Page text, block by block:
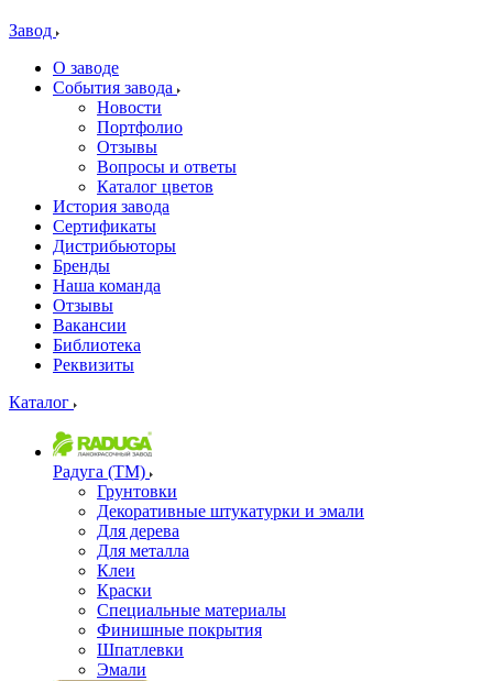
Завод
О заводе
События завода
Новости
Портфолио
Отзывы
Вопросы и ответы
Каталог цветов
История завода
Сертификаты
Дистрибьюторы
Бренды
Наша команда
Отзывы
Вакансии
Библиотека
Реквизиты
Каталог
Радуга (ТМ)
Грунтовки
Декоративные штукатурки и эмали
Для дерева
Для металла
Клеи
Краски
Специальные материалы
Финишные покрытия
Шпатлевки
Эмали